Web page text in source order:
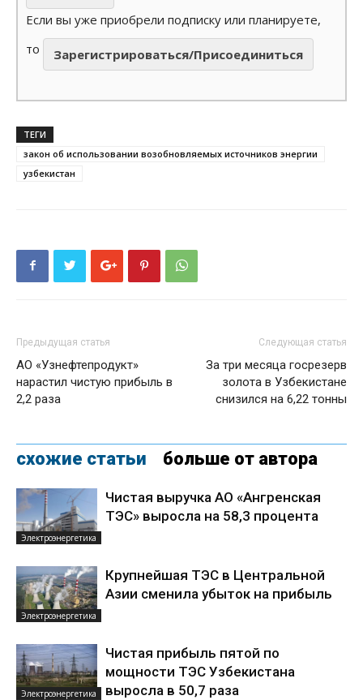
Если вы уже приобрели подписку или планируете,
то
Зарегистрироваться/Присоединиться
ТЕГИ
закон об использовании возобновляемых источников энергии
узбекистан
Предыдущая статья
АО «Узнефтепродукт»
нарастил чистую прибыль в
2,2 раза
Следующая статья
За три месяца госрезерв
золота в Узбекистане
снизился на 6,22 тонны
схожие статьи больше от автора
Электроэнергетика
Чистая выручка АО «Ангренская
ТЭС» выросла на 58,3 процента
Электроэнергетика
Крупнейшая ТЭС в Центральной
Азии сменила убыток на прибыль
Электроэнергетика
Чистая прибыль пятой по
мощности ТЭС Узбекистана
выросла в 50,7 раза